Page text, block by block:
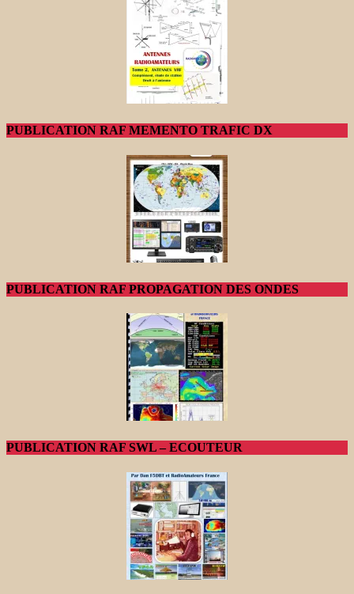
PUBLICATION RAF MEMENTO TRAFIC DX
PUBLICATION RAF PROPAGATION DES ONDES
PUBLICATION RAF SWL – ECOUTEUR